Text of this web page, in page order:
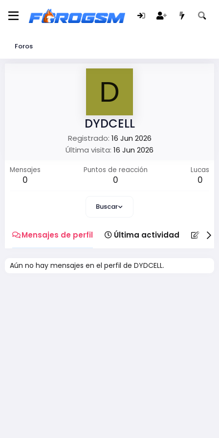
Foros
D
DYDCELL
Registrado 16 Jun 2026
Última visita 16 Jun 2026
Mensajes
0
Puntos de reacción
0
Lucas
0
Buscar
Mensajes de perfil Última actividad
Aún no hay mensajes en el perfil de DYDCELL.